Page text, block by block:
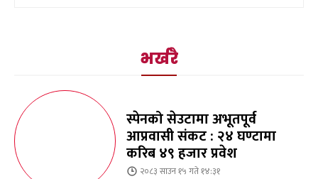
भर्खरै
स्पेनको सेउटामा अभूतपूर्व
आप्रवासी संकट : २४ घण्टामा
करिब ४९ हजार प्रवेश
२०८३ साउन १५ गते १४:३१